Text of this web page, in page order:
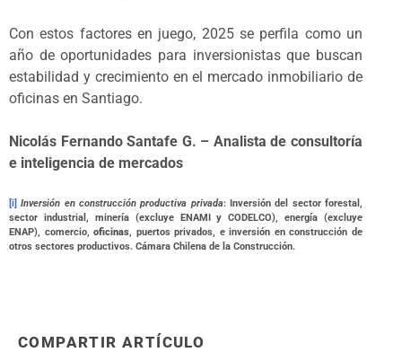
Con estos factores en juego, 2025 se perfila como un
año de oportunidades para inversionistas que buscan
estabilidad y crecimiento en el mercado inmobiliario de
oficinas en Santiago.
Nicolás Fernando Santafe G. – Analista de consultoría
e inteligencia de mercados
[i] Inversión en construcción productiva privada: Inversión del sector forestal,
sector industrial, minería (excluye ENAMI y CODELCO), energía (excluye
ENAP), comercio,oficinas, puertos privados, e inversión en construcción de
otros sectores productivos. Cámara Chilena de la Construcción.
COMPARTIR ARTÍCULO